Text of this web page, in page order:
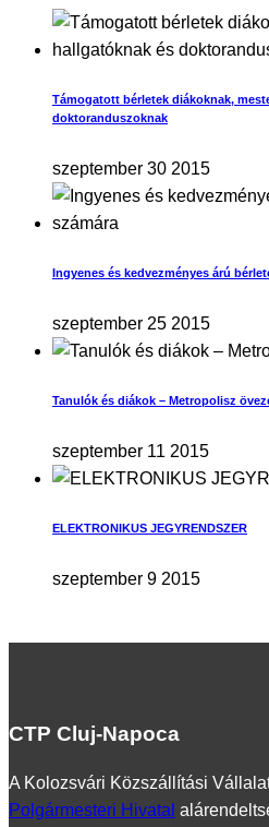
Támogatott bérletek diákoknak,
doktoranduszoknak
szeptember 30 2015
Ingyenes és kedvezményes árú
szeptember 25 2015
Tanulók és diákok – Metropolisz
szeptember 11 2015
ELEKTRONIKUS JEGYRENDSZER
szeptember 9 2015
CTP Cluj-Napoca
A Kolozsvári Közszállítási
Polgármesteri Hivatal